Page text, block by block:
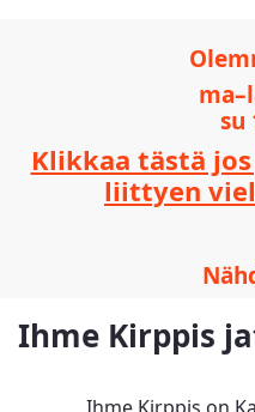
su
Klikkaa tästä
liittyen
Ihme Kirppis